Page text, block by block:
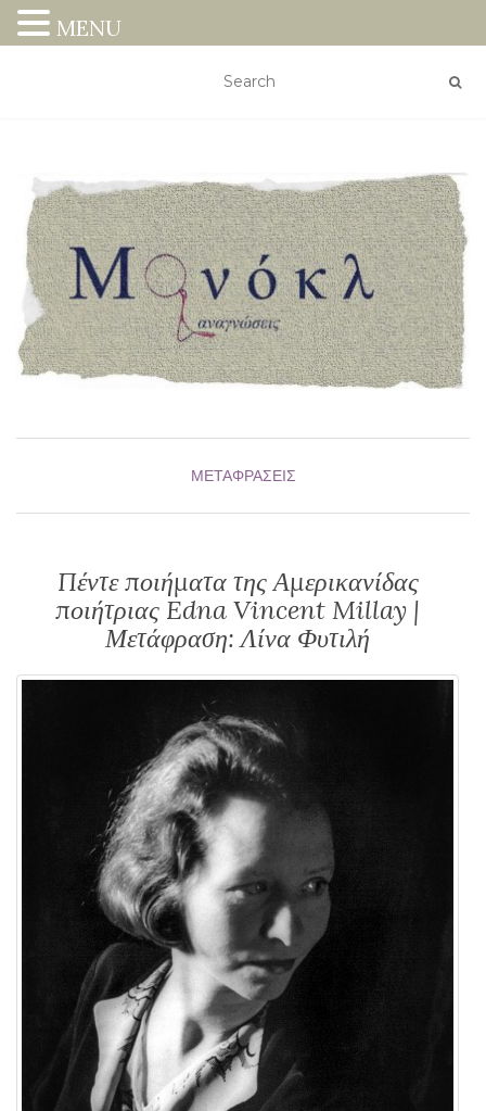
ΜΕΤΑΦΡΆΣΕΙΣ
Πέντε ποιήματα της Αμερικανίδας
ποιήτριας Edna Vincent Millay |
Μετάφραση: Λίνα Φυτιλή
MENU